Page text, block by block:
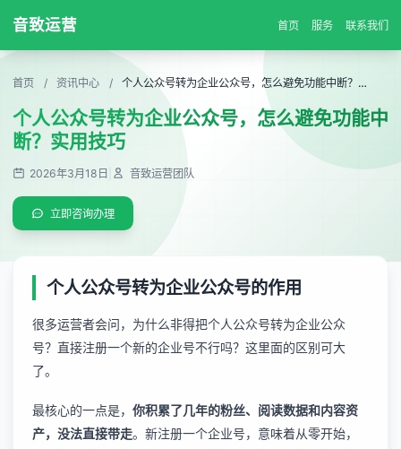
音致运营 首页 服务 联系我们
首页 / 资讯中心 / 个人公众号转为企业公众号，怎么避免功能中断？实用技巧
个人公众号转为企业公众号，怎么避免功能中
断？实用技巧
2026年3月18日 音致运营团队
立即咨询办理
个人公众号转为企业公众号的作用
很多运营者会问，为什么非得把个人公众号转为企业公众
号？直接注册一个新的企业号不行吗？这里面的区别可大
了。
最核心的一点是， 你积累了几年的粉丝、阅读数据和内容资
产，没法直接带走。新注册一个企业号，意味着从零开始，